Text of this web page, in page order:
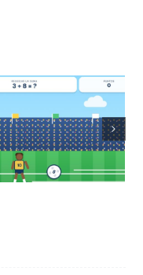
Partido de sumas